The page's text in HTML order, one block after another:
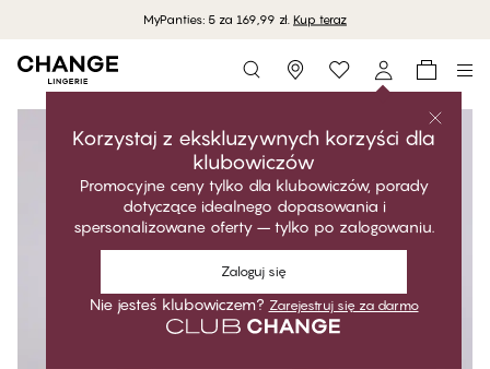
MyPanties: 5 za 169,99 zł. Kup teraz
Storefinder
Korzystaj z ekskluzywnych korzyści dla
klubowiczów
Promocyjne ceny tylko dla klubowiczów, porady
dotyczące idealnego dopasowania i
spersonalizowane oferty – tylko po zalogowaniu.
Zaloguj się
Nie jesteś klubowiczem? Zarejestruj się za darmo